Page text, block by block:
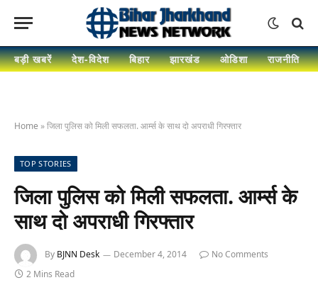
बड़ी खबरें देश-विदेश बिहार झारखंड ओडिशा राजनीति
Home »जिला पुलिस को मिली सफलता. आर्म्स के साथ दो अपराधी गिरफ्तार
TOP STORIES
जिला पुलिस को मिली सफलता. आर्म्स के
साथ दो अपराधी गिरफ्तार
By BJNN Desk December 4, 2014
No Comments
2 Mins Read